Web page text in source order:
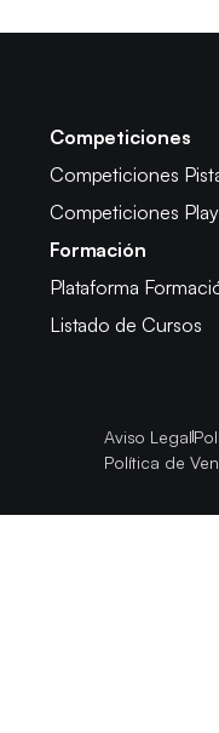
Competiciones
Competiciones
Competiciones
Formación
Plataforma
Listado de Cursos
Aviso Legal
Política de